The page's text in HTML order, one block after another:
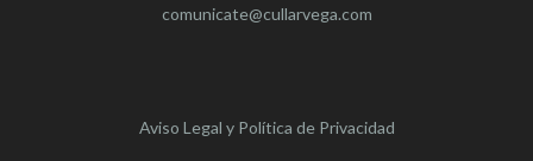
comunicate@cullarvega.com
Aviso Legal y Política de Privacidad